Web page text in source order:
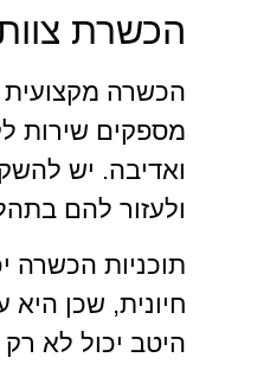
הכשרת
הכשרה מקצועית
מספקים שירות
ואדיבה. יש
ולעזור להם
תוכניות הכשרה
חיונית, שכן
היטב יכול לא